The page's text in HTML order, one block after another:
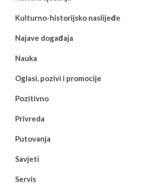
Kulturno-historijsko naslijeđe
Najave događaja
Nauka
Oglasi, pozivi i promocije
Pozitivno
Privreda
Putovanja
Savjeti
Servis